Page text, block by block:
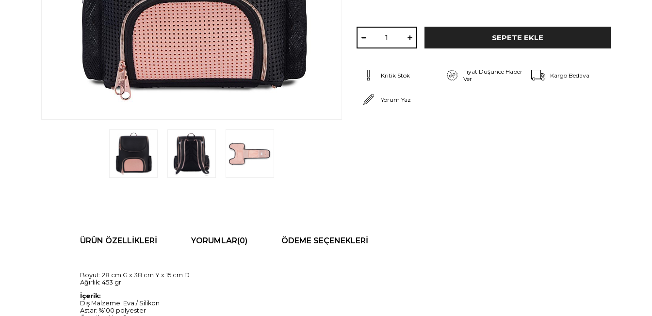
Kritik Stok
Fiyat Düşünce Haber
Ver
Kargo Bedava
Yorum Yaz
ÜRÜN ÖZELLIKLERI YORUMLAR(0) ÖDEME SEÇENEKLERI
Boyut: 28 cm G x 38 cm Y x 15 cm D
Ağırlık: 453 gr
İçerik:
Dış Malzeme: Eva / Silikon
Astar: %100 polyester